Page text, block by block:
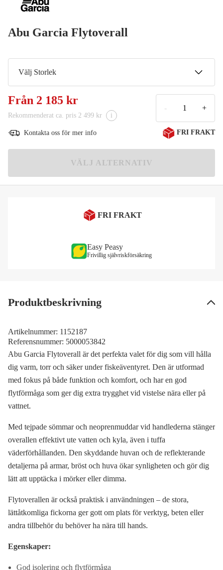
Abu Garcia Flytoverall
Välj Storlek
Small
2 185 kr
2 185 kr
L
XL
Från 2 185 kr
Rekommenderat ca. pris 2 499 kr i
- +
Kontakta oss för mer info FRI FRAKT
VÄLJ ALTERNATIV
FRI FRAKT
Easy Peasy
Frivillig självriskförsäkring
Produktbeskrivning
Artikelnummer: 1152187
Referensnummer: 5000053842
Abu Garcia Flytoverall är det perfekta valet för dig som vill hålla
dig varm, torr och säker under fiskeäventyret. Den är utformad
med fokus på både funktion och komfort, och har en god
flytförmåga som ger dig extra trygghet vid vistelse nära eller på
vattnet.
Med tejpade sömmar och neoprenmuddar vid handlederna stänger
overallen effektivt ute vatten och kyla, även i tuffa
väderförhållanden. Den skyddande huvan och de reflekterande
detaljerna på armar, bröst och huva ökar synligheten och gör dig
lätt att upptäcka i mörker eller dimma.
Flytoverallen är också praktisk i användningen – de stora,
lättåtkomliga fickorna ger gott om plats för verktyg, beten eller
andra tillbehör du behöver ha nära till hands.
Egenskaper:
God isolering och flytförmåga